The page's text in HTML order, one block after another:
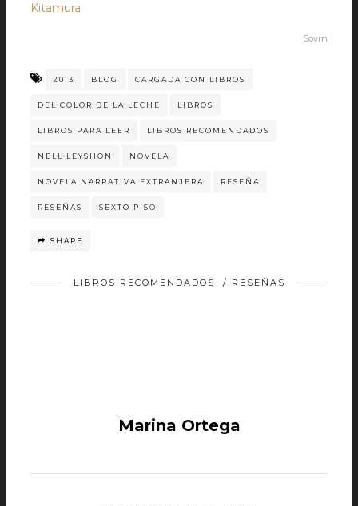
Kitamura
Sovrn
2013 BLOG CARGADA CON LIBROS
DEL COLOR DE LA LECHE LIBROS
LIBROS PARA LEER LIBROS RECOMENDADOS
NELL LEYSHON NOVELA
NOVELA NARRATIVA EXTRANJERA RESEÑA
RESEÑAS SEXTO PISO
SHARE
LIBROS RECOMENDADOS / RESEÑAS
Marina Ortega